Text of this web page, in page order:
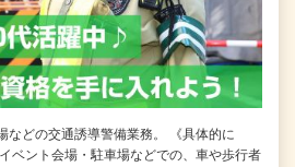
などの交通誘導警備業務。 《具体的に
ント会場・駐車場などでの、車や歩行者